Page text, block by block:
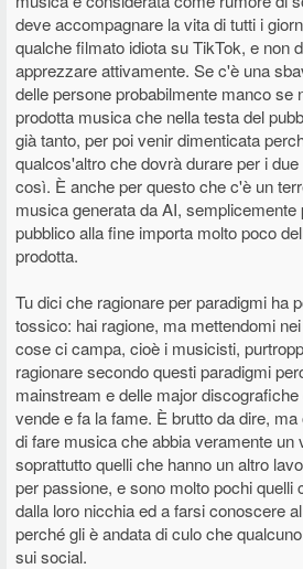
deve accompagnare la vita di tutti i
qualche filmato idiota su TikTok, e non
apprezzare attivamente. Se c'è una
delle persone probabilmente manco se
prodotta musica che nella testa del
già tanto, per poi venir dimenticata
qualcos'altro che dovrà durare per i
così. È anche per questo che c'è un
musica generata da AI, semplicemente
pubblico alla fine importa molto poco
prodotta.
Tu dici che ragionare per paradigmi ha
tossico: hai ragione, ma mettendomi
cose ci campa, cioè i musicisti,
ragionare secondo questi paradigmi
mainstream e delle major
vende e fa la fame. È brutto da dire,
di fare musica che abbia veramente un
soprattutto quelli che hanno un altro
per passione, e sono molto pochi quelli
dalla loro nicchia ed a farsi conoscere
perché gli è andata di culo che
sui social.